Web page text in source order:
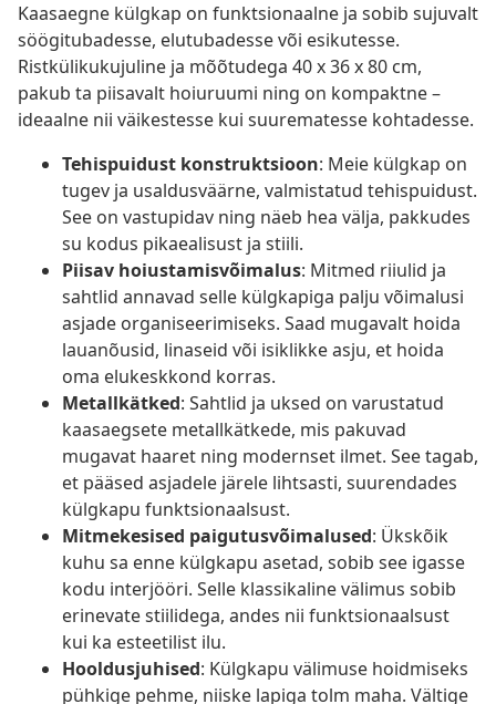
Kaasaegne külgkap on funktsionaalne ja sobib sujuvalt
söögitubadesse, elutubadesse või esikutesse.
Ristkülikukujuline ja mõõtudega 40 x 36 x 80 cm,
pakub ta piisavalt hoiuruumi ning on kompaktne –
ideaalne nii väikestesse kui suurematesse kohtadesse.
Tehispuidust konstruktsioon: Meie külgkap on
tugev ja usaldusväärne, valmistatud tehispuidust.
See on vastupidav ning näeb hea välja, pakkudes
su kodus pikaealisust ja stiili.
Piisav hoiustamisvõimalus: Mitmed riiulid ja
sahtlid annavad selle külgkapiga palju võimalusi
asjade organiseerimiseks. Saad mugavalt hoida
lauanõusid, linaseid või isiklikke asju, et hoida
oma elukeskkond korras.
Metallkätked: Sahtlid ja uksed on varustatud
kaasaegsete metallkätkede, mis pakuvad
mugavat haaret ning modernset ilmet. See tagab,
et pääsed asjadele järele lihtsasti, suurendades
külgkapu funktsionaalsust.
Mitmekesised paigutusvõimalused: Ükskõik
kuhu sa enne külgkapu asetad, sobib see igasse
kodu interjööri. Selle klassikaline välimus sobib
erinevate stiilidega, andes nii funktsionaalsust
kui ka esteetilist ilu.
Hooldusjuhised: Külgkapu välimuse hoidmiseks
pühkige pehme, niiske lapiga tolm maha. Vältige